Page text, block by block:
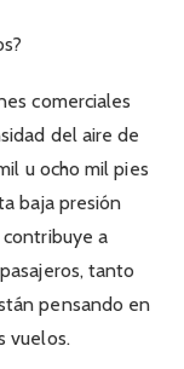
comerciales
del aire de
u ocho mil pies
baja presión
a
tanto
pensando en
vuelos.